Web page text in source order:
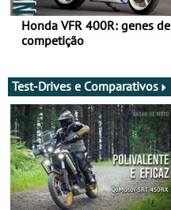
Honda VFR 400R: genes de
competição
Test-Drives e Comparativos